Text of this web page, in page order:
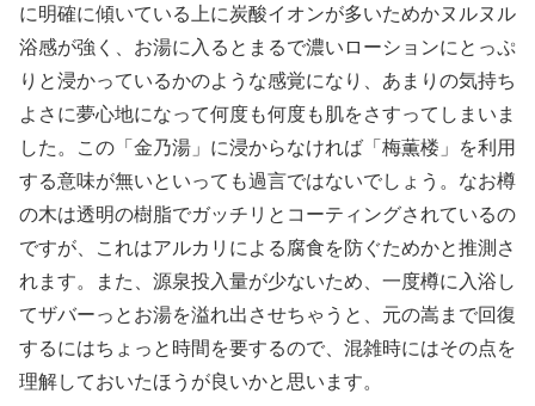
に明確に傾いている上に炭酸イオンが多いためかヌルヌル
浴感が強く、お湯に入るとまるで濃いローションにとっぷ
りと浸かっているかのような感覚になり、あまりの気持ち
よさに夢心地になって何度も何度も肌をさすってしまいま
した。この「金乃湯」に浸からなければ「梅薫楼」を利用
する意味が無いといっても過言ではないでしょう。なお樽
の木は透明の樹脂でガッチリとコーティングされているの
ですが、これはアルカリによる腐食を防ぐためかと推測さ
れます。また、源泉投入量が少ないため、一度樽に入浴し
てザバーっとお湯を溢れ出させちゃうと、元の嵩まで回復
するにはちょっと時間を要するので、混雑時にはその点を
理解しておいたほうが良いかと思います。